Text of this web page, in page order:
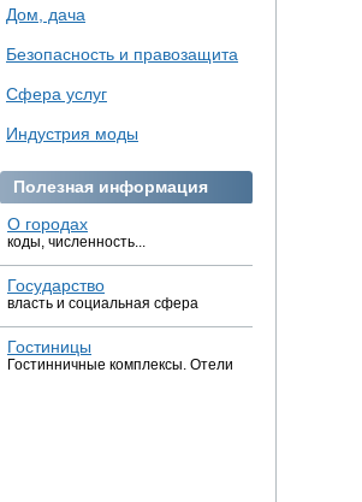
Дом, дача
Безопасность и правозащита
Сфера услуг
Индустрия моды
Полезная информация
О городах
коды, численность...
Государство
власть и социальная сфера
Гостиницы
Гостинничные комплексы. Отели